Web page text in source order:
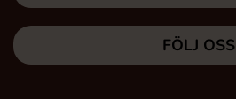
FÖLJ OSS